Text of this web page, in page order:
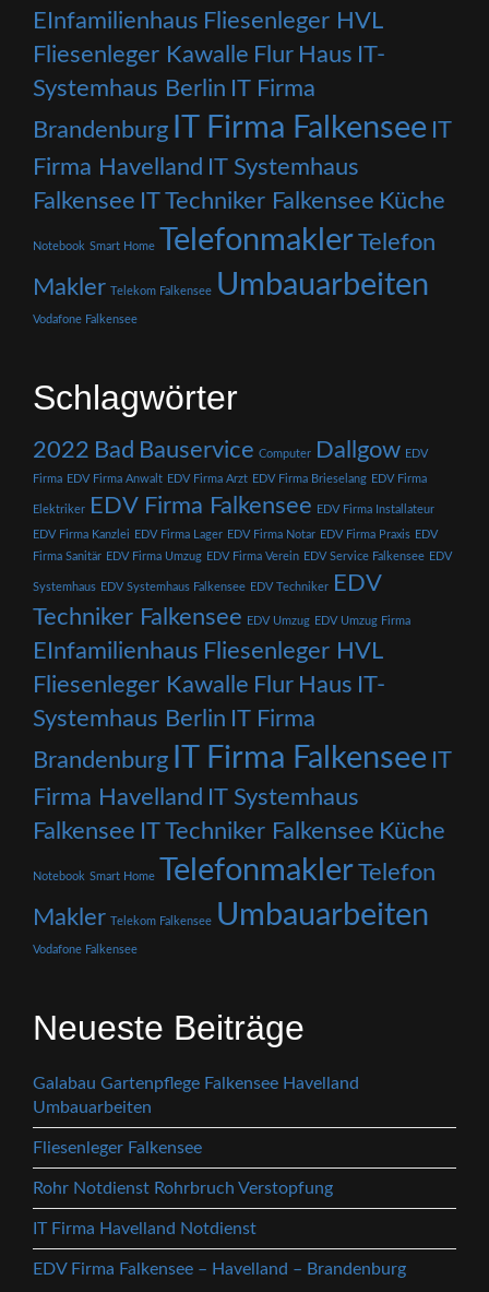
EInfamilienhaus Fliesenleger HVL
Fliesenleger Kawalle Flur Haus IT-
Systemhaus Berlin IT Firma
Brandenburg IT Firma Falkensee IT
Firma Havelland IT Systemhaus
Falkensee IT Techniker Falkensee Küche
Notebook Smart Home TelefonmaklerTelefon
Makler Telekom Falkensee Umbauarbeiten
Vodafone Falkensee
Schlagwörter
2022 Bad Bauservice Computer Dallgow EDV
Firma EDV Firma Anwalt EDV Firma Arzt EDV Firma Brieselang EDV Firma
Elektriker EDV Firma Falkensee EDV Firma Installateur
EDV Firma Kanzlei EDV Firma Lager EDV Firma Notar EDV Firma Praxis EDV
Firma Sanitär EDV Firma Umzug EDV Firma Verein EDV Service Falkensee EDV
Systemhaus EDV Systemhaus Falkensee EDV Techniker
EDV
Techniker Falkensee
EDV Umzug EDV Umzug Firma
EInfamilienhaus Fliesenleger HVL
Fliesenleger Kawalle Flur Haus IT-
Systemhaus Berlin IT Firma
Brandenburg IT Firma Falkensee IT
Firma Havelland IT Systemhaus
Falkensee IT Techniker Falkensee Küche
Notebook Smart Home TelefonmaklerTelefon
Makler Telekom Falkensee Umbauarbeiten
Vodafone Falkensee
Neueste Beiträge
Galabau Gartenpflege Falkensee Havelland
Umbauarbeiten
Fliesenleger Falkensee
Rohr Notdienst Rohrbruch Verstopfung
IT Firma Havelland Notdienst
EDV Firma Falkensee – Havelland – Brandenburg